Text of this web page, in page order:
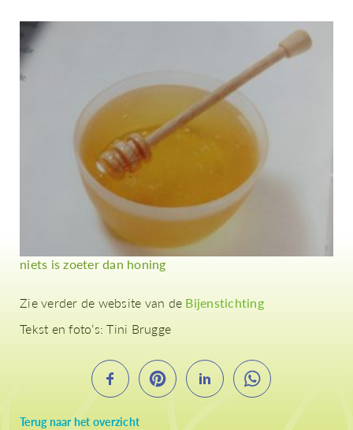
Terug naar het overzicht
niets is zoeter dan honing
Zie verder de website van de Bijenstichting
Tekst en foto’s: Tini Brugge